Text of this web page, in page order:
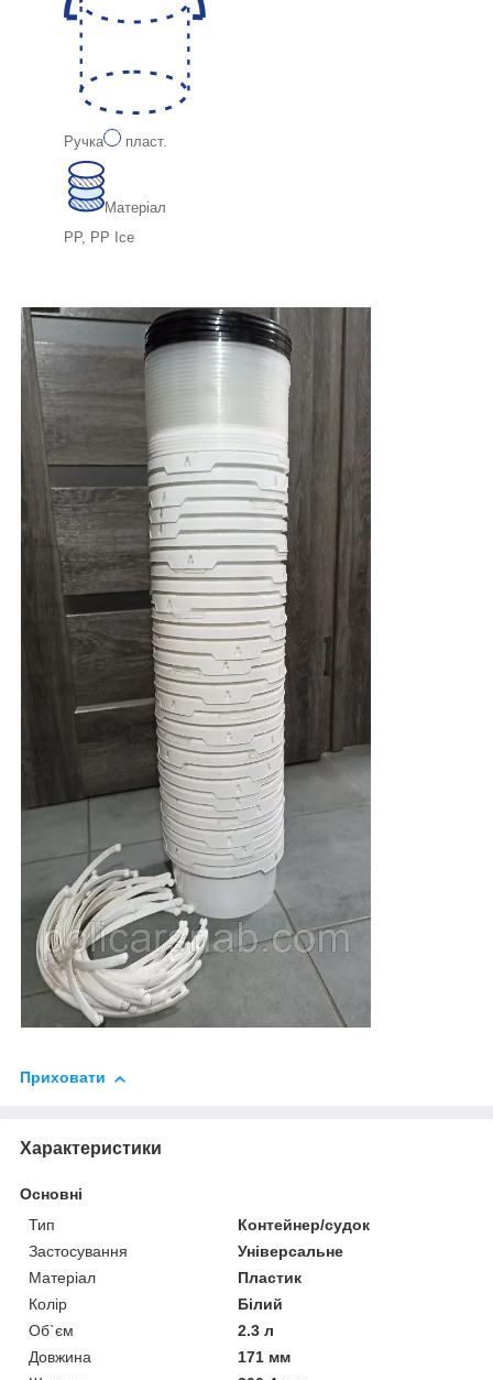
Ручка пласт.
Матеріал
PP, PP Ice
Приховати
Характеристики
Основні
Тип
Контейнер/судок
Застосування
Універсальне
Матеріал
Пластик
Колір
Білий
Об`єм
2.3 л
Довжина
171 мм